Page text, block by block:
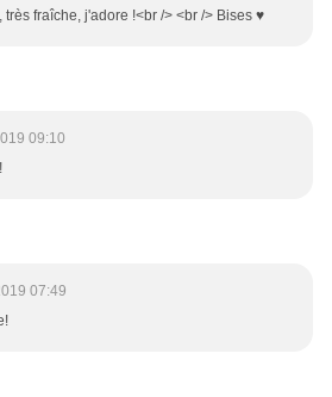
très fraîche, j'adore !<br /> <br /> Bises ♥
09:10
07:49